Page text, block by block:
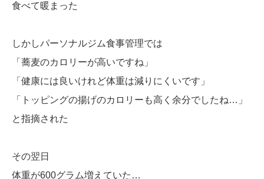
食べて暖まった
しかしパーソナルジム食事管理では
「蕎麦のカロリーが高いですね」
「健康には良いけれど体重は減りにくいです」
「トッピングの揚げのカロリーも高く余分でしたね…」
と指摘された
その翌日
体重が600グラム増えていた…